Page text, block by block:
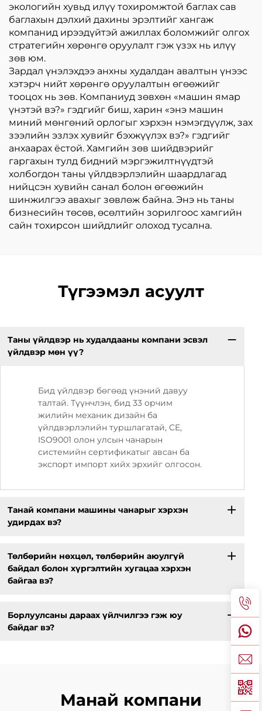
экологийн хувьд илүү тохиромжтой баглах сав
баглахын дэлхий дахины эрэлтийг хангаж
компанид ирээдүйтэй ажиллах боломжийг олгох
стратегийн хөрөнгө оруулалт гэж үзэх нь илүү
зөв юм.
Зардал үнэлэхдээ анхны худалдан авалтын үнээс
хэтэрч нийт хөрөнгө оруулалтын өгөөжийг
тооцох нь зөв. Компаниуд зөвхөн «машин ямар
үнэтэй вэ?» гэдгийг биш, харин «энэ машин
миний мөнгөний орлогыг хэрхэн нэмэгдүүлж, зах
зээлийн эзлэх хувийг бэхжүүлэх вэ?» гэдгийг
анхаарах ёстой. Хамгийн зөв шийдвэрийг
гаргахын тулд бидний мэргэжилтнүүдтэй
холбогдон таны үйлдвэрлэлийн шаардлагад
нийцсэн хувийн санал болон өгөөжийн
шинжилгээ авахыг зөвлөж байна. Энэ нь таны
бизнесийн төсөв, өсөлтийн зорилгоос хамгийн
сайн тохирсон шийдлийг олоход тусална.
Түгээмэл асуулт
Таны үйлдвэр нь худалдааны компани эсвэл
үйлдвэр мөн үү?
Бид үйлдвэр бөгөөд үнэний давуу
талтай. Түүнчлэн, бид 33 орчим
жилийн механик дизайн ба
үйлдвэрлэлийн туршлагатай, CE,
ISO9001 олон улсын чанарын
системийн сертификатыг авсан ба
экспорт импорт хийх эрхийг олгосон.
Танай компани машины чанарыг хэрхэн
удирдах вэ?
Төлбөрийн нөхцөл, төлбөрийн аюулгүй
байдал болон хүргэлтийн хугацаа хэрхэн
байгаа вэ?
Борлуулсаны дараах үйлчилгээ гэж юу
байдаг вэ?
Манай компани